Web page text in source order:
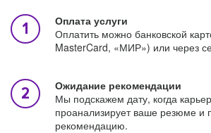
Оплата услуги
Оплатить можно банковской
MasterCard, «МИР») или через
Ожидание рекомендации
Мы подскажем дату, когда
проанализирует ваше резюме и
рекомендацию.